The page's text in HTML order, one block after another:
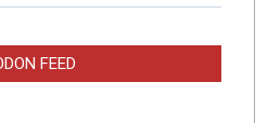
FEED